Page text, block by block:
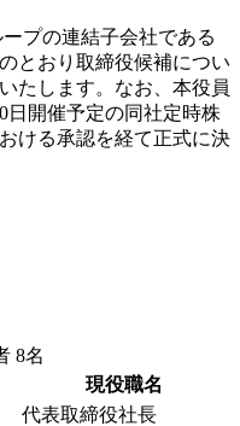
プの連結子会社である
とおり取締役候補につい
たします。なお、本役員
日開催予定の同社定時株
ける承認を経て正式に決
8名
現役職名
代表取締役社長